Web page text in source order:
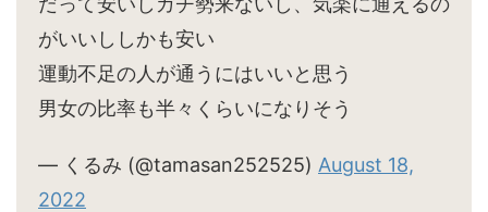
がいいししかも安い
運動不足の人が通うにはいいと思う
男女の比率も半々くらいになりそう
— くるみ (@tamasan252525) August 18,
2022